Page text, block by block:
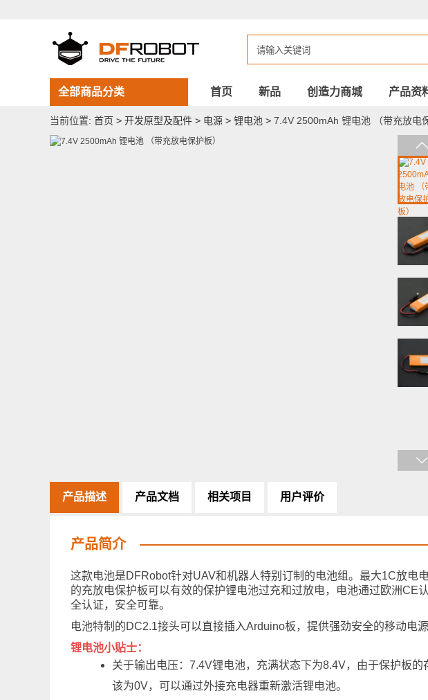
全部商品分类 首页 新品 创造力商城 产品资
当前位置: 首页 > 开发原型及配件 > 电源 > 锂电池 > 7.4V 2500mAh 锂电池 （带充放电
产品描述 产品文档 相关项目 用户评价
产品简介
这款电池是DFRobot针对UAV和机器人特别订制的电池组。最大1C放电
的充放电保护板可以有效的保护锂电池过充和过放电，电池通过欧洲CE
全认证，安全可靠。
电池特制的DC2.1接头可以直接插入Arduino板，提供强劲安全的移动电源
锂电池小贴士：
关于输出电压：7.4V锂电池，充满状态下为8.4V，由于保护板
该为0V，可以通过外接充电器重新激活锂电池。